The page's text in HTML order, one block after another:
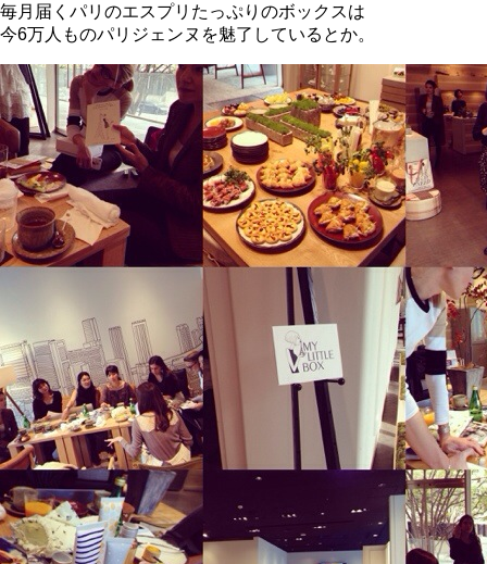
毎月届くパリのエスプリたっぷりのボックスは
今6万人ものパリジェンヌを魅了しているとか。